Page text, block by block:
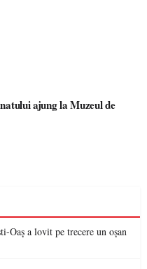
ajung la Muzeul de
Oaș a lovit pe trecere un oșan